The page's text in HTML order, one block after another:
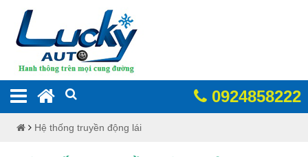
0924858222
Hệ thống truyền động lái